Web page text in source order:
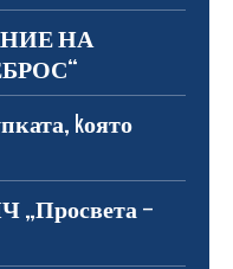
НА
kоято
„Просвета –